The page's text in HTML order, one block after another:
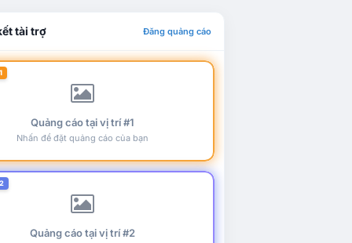
tài trợ Đăng quảng cáo
Quảng cáo tại vị trí #1
Nhấn để đặt quảng cáo của bạn
Quảng cáo tại vị trí #2